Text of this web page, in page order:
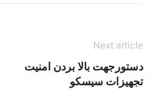
Next article
دستورجهت بالا بردن امنیت
تجهیزات سیسکو